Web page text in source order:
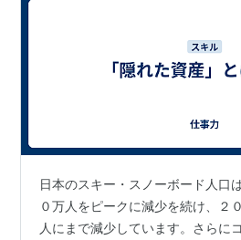
日本のスキー・スノーボード人口
０万人をピークに減少を続け、２
人にまで減少しています。さらに